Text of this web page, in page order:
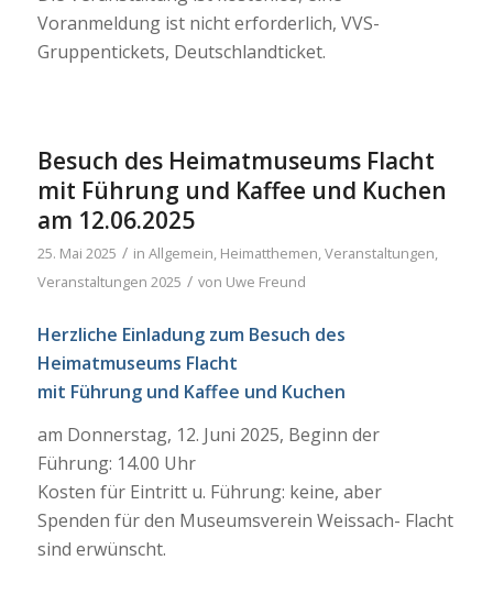
Voranmeldung ist nicht erforderlich, VVS-
Gruppentickets, Deutschlandticket.
Besuch des Heimatmuseums Flacht
mit Führung und Kaffee und Kuchen
am 12.06.2025
25. Mai 2025 / in Allgemein, Heimatthemen,Veranstaltungen,
Veranstaltungen 2025 / von Uwe Freund
Herzliche Einladung zum Besuch des
Heimatmuseums Flacht
mit Führung und Kaffee und Kuchen
am Donnerstag, 12. Juni 2025, Beginn der
Führung: 14.00 Uhr
Kosten für Eintritt u. Führung: keine, aber
Spenden für den Museumsverein Weissach- Flacht
sind erwünscht.